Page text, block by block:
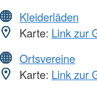
Kleiderläden
Karte: Link zur
Ortsvereine
Karte: Link zur